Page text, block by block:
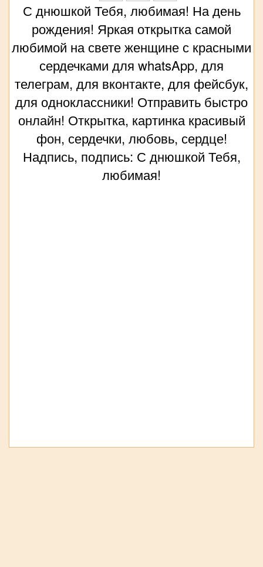
С днюшкой Тебя, любимая! На день
рождения! Яркая открытка самой
любимой на свете женщине с красными
сердечками для whatsApp, для
телеграм, для вконтакте, для фейсбук,
для одноклассники! Отправить быстро
онлайн! Открытка, картинка красивый
фон, сердечки, любовь, сердце!
Надпись, подпись: С днюшкой Тебя,
любимая!